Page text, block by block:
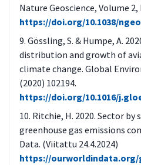
Nature Geoscience, Volume 2,
https://doi.org/10.1038/
Gössling, S. & Humpe, A.
distribution and growth of
climate change. Global
(2020) 102194.
https://doi.org/10.1016/
Ritchie, H. 2020. Sector
greenhouse gas emissions
Data. (Viitattu 24.4.2024)
https://ourworldindata.org/